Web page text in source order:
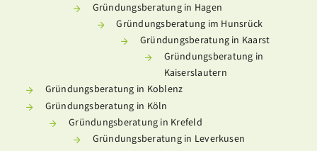
Gründungsberatung in Hagen
Gründungsberatung im Hunsrück
Gründungsberatung in Kaarst
Gründungsberatung in
Kaiserslautern
Gründungsberatung in Koblenz
Gründungsberatung in Köln
Gründungsberatung in Krefeld
Gründungsberatung in Leverkusen